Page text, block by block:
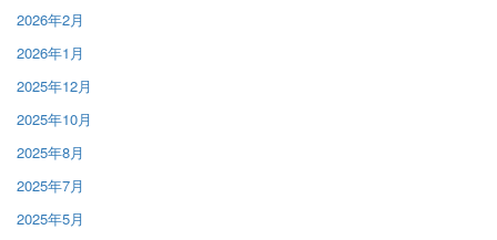
2026年2月
2026年1月
2025年12月
2025年10月
2025年8月
2025年7月
2025年5月